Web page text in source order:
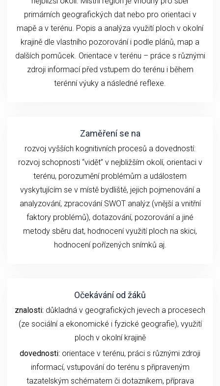
primárních geografických dat nebo pro orientaci v
mapě a v terénu. Popis a analýza využití ploch v okolní
krajině dle vlastního pozorování i podle plánů, map a
dalších pomůcek. Orientace v terénu – práce s různými
zdroji informací před vstupem do terénu i během
terénní výuky a následné reflexe.
Zaměření se na
rozvoj vyšších kognitivních procesů a dovedností:
rozvoj schopnosti “vidět” v nejbližším okolí, orientaci v
terénu, porozumění problémům a událostem
vyskytujícím se v místě bydliště, jejich pojmenování a
analyzování, zpracování SWOT analýz (vnější a vnitřní
faktory problémů), dotazování, pozorování a jiné
metody sběru dat, hodnocení využití ploch na skici,
hodnocení pořízených snímků aj.
Očekávání od žáků
znalosti: důkladná v geografických jevech a procesech
(ze sociální a ekonomické i fyzické geografie), využití
ploch v okolní krajině
dovednosti: orientace v terénu, práci s různými zdroji
informací, vstupování do terénu s připraveným
tazatelským schématem či dotazníkem, příprava